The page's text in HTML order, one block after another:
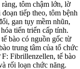
tôm chậm lớn, lờ
tiếp theo, tôm bệnh
gan tụy mềm nhũn,
tiến triển cấp tính.
bào có nguồn gốc từ
trung tâm của tổ chức
Fibrillenzellen, tế bào
rối loạn chức năng.